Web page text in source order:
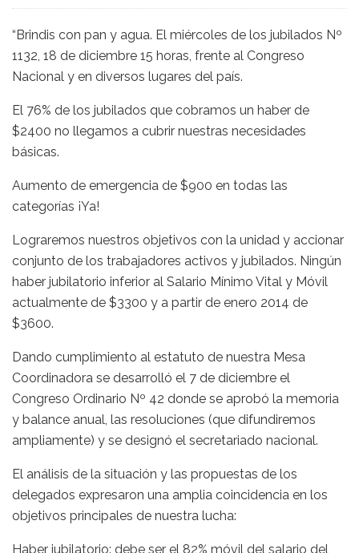
“Brindis con pan y agua. El miércoles de los jubilados Nº
1132, 18 de diciembre 15 horas, frente al Congreso
Nacional y en diversos lugares del país.
El 76% de los jubilados que cobramos un haber de
$2400 no llegamos a cubrir nuestras necesidades
básicas.
Aumento de emergencia de $900 en todas las
categorías ¡Ya!
Lograremos nuestros objetivos con la unidad y accionar
conjunto de los trabajadores activos y jubilados. Ningún
haber jubilatorio inferior al Salario Mínimo Vital y Móvil
actualmente de $3300 y a partir de enero 2014 de
$3600.
Dando cumplimiento al estatuto de nuestra Mesa
Coordinadora se desarrolló el 7 de diciembre el
Congreso Ordinario Nº 42 donde se aprobó la memoria
y balance anual, las resoluciones (que difundiremos
ampliamente) y se designó el secretariado nacional.
El análisis de la situación y las propuestas de los
delegados expresaron una amplia coincidencia en los
objetivos principales de nuestra lucha:
Haber jubilatorio: debe ser el 82% móvil del salario del